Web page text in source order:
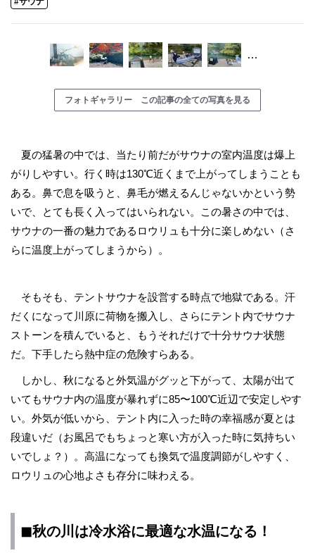
…
フォトギャラリー この記事の全ての写真を見る
夏の猛暑の中では、当たり前だがサウナの室内温度は爆上
がりしやすい。行く時は130℃近くまで上がってしまうことも
ある。鼻で息を吸うと、鼻毛が燃えるんじゃないかという勢
いで、とても長く入ってはいられない。この暑さの中では、
サウナの一番の魅力であるロウリュも十分に楽しめない（さ
らに温度上がってしまうから）。
そもそも、テントサウナを設営する時点で地獄である。汗
だくになって川原に荷物を搬入し、さらにテント内でサウナ
ストーンを積んでいると、もうそれだけで十分サウナ状態
だ。下手したら熱中症の危険すらある。
しかし、秋になると外気温がグッと下がって、太陽が出て
いてもサウナ内の温度が暴れずに85〜100℃近辺で安定しやす
い。外気が低いから、テント内に入った時の幸福感が夏とは
段違いだ（お風呂でもちょっと寒い方が入った時に気持ちい
いでしょ？）。高温になっても換気で温度調節がしやすく、
ロウリュの心地よさも存分に味わえる。
◼︎秋の川は冷水浴に最適な水温になる！